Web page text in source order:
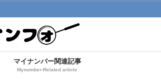
マイナンバー関連記事
Mynumber-Related article